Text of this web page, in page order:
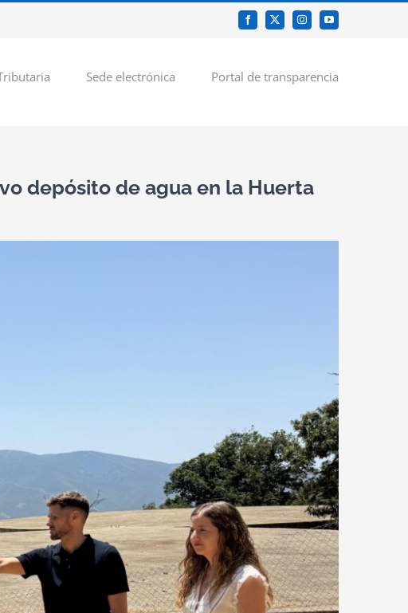
Facebook
X InstagramYouTube
Sede electrónica Portal de transparencia
depósito de agua en la Huerta